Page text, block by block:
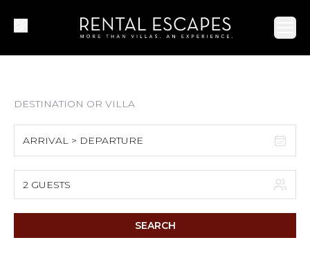
ARRIVAL > DEPARTURE
2 GUESTS
SEARCH